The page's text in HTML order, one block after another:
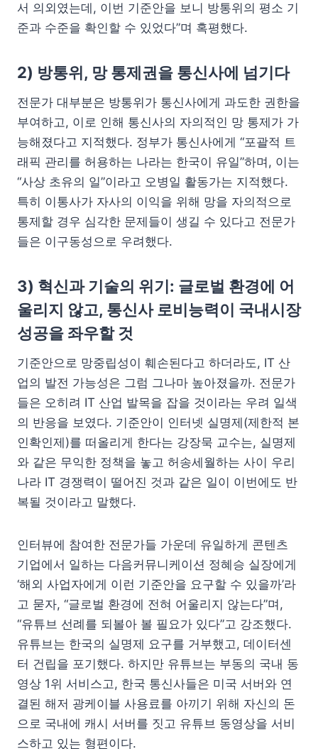
서 의외였는데, 이번 기준안을 보니 방통위의 평소 기
준과 수준을 확인할 수 있었다”며 혹평했다.
2) 방통위, 망 통제권을 통신사에 넘기다
전문가 대부분은 방통위가 통신사에게 과도한 권한을
부여하고, 이로 인해 통신사의 자의적인 망 통제가 가
능해졌다고 지적했다. 정부가 통신사에게 “포괄적 트
래픽 관리를 허용하는 나라는 한국이 유일”하며, 이는
“사상 초유의 일”이라고 오병일 활동가는 지적했다.
특히 이통사가 자사의 이익을 위해 망을 자의적으로
통제할 경우 심각한 문제들이 생길 수 있다고 전문가
들은 이구동성으로 우려했다.
3) 혁신과 기술의 위기: 글로벌 환경에 어
울리지 않고, 통신사 로비능력이 국내시장
성공을 좌우할 것
기준안으로 망중립성이 훼손된다고 하더라도, IT 산
업의 발전 가능성은 그럼 그나마 높아졌을까. 전문가
들은 오히려 IT 산업 발목을 잡을 것이라는 우려 일색
의 반응을 보였다. 기준안이 인터넷 실명제(제한적 본
인확인제)를 떠올리게 한다는 강장묵 교수는, 실명제
와 같은 무익한 정책을 놓고 허송세월하는 사이 우리
나라 IT 경쟁력이 떨어진 것과 같은 일이 이번에도 반
복될 것이라고 말했다.
인터뷰에 참여한 전문가들 가운데 유일하게 콘텐츠
기업에서 일하는 다음커뮤니케이션 정혜승 실장에게
‘해외 사업자에게 이런 기준안을 요구할 수 있을까’라
고 묻자, “글로벌 환경에 전혀 어울리지 않는다”며,
“유튜브 선례를 되볼아 볼 필요가 있다”고 강조했다.
유튜브는 한국의 실명제 요구를 거부했고, 데이터센
터 건립을 포기했다. 하지만 유튜브는 부동의 국내 동
영상 1위 서비스고, 한국 통신사들은 미국 서버와 연
결된 해저 광케이블 사용료를 아끼기 위해 자신의 돈
으로 국내에 캐시 서버를 짓고 유튜브 동영상을 서비
스하고 있는 형편이다.